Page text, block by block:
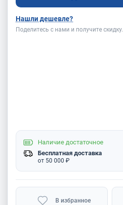
Нашли дешевле?
Поделитесь с нами и получите скидку.
Наличие достаточное
Бесплатная доставка
от 50 000 ₽
В избранное